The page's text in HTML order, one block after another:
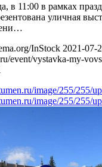
в 11:00 в рамках
уличная
InStock 2021-07-
event/vystavka-my-
image/255/255/
image/255/255/